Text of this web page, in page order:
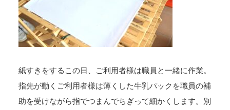
紙すきをするこの日、ご利用者様は職員と一緒に作業。
指先が動くご利用者様は薄くした牛乳パックを職員の補
助を受けながら指でつまんでちぎって細かくします。別